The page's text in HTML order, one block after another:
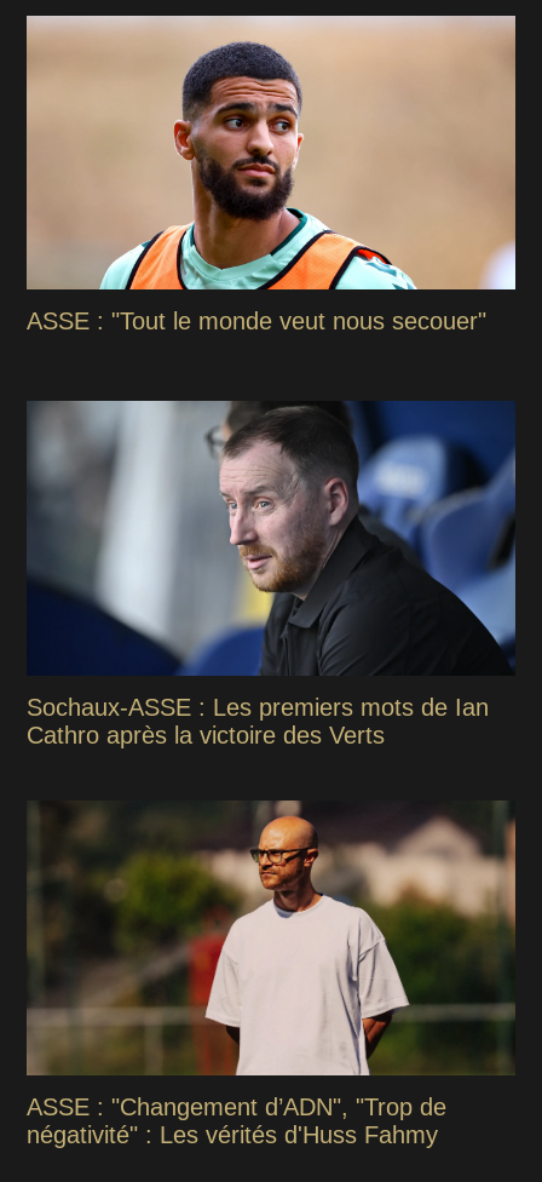
ASSE : "Tout le monde veut nous secouer"
Sochaux-ASSE : Les premiers mots de Ian
Cathro après la victoire des Verts
ASSE : "Changement d’ADN", "Trop de
négativité" : Les vérités d'Huss Fahmy